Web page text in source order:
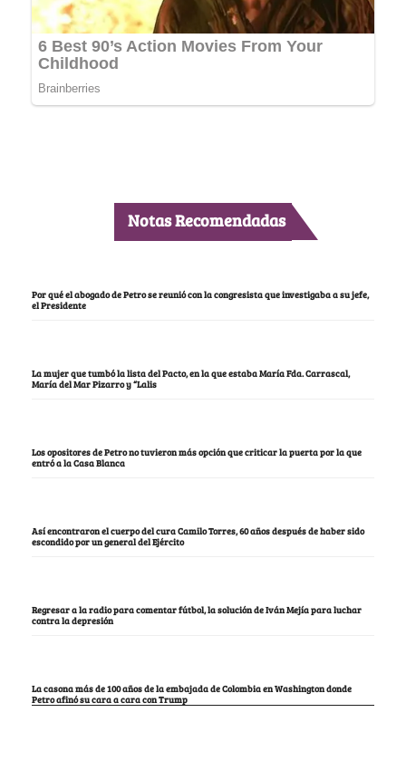
Notas Recomendadas
Por qué el abogado de Petro se reunió con la congresista que investigaba a su jefe,
el Presidente
La mujer que tumbó la lista del Pacto, en la que estaba María Fda. Carrascal,
María del Mar Pizarro y “Lalis
Los opositores de Petro no tuvieron más opción que criticar la puerta por la que
entró a la Casa Blanca
Así encontraron el cuerpo del cura Camilo Torres, 60 años después de haber sido
escondido por un general del Ejército
Regresar a la radio para comentar fútbol, la solución de Iván Mejía para luchar
contra la depresión
La casona más de 100 años de la embajada de Colombia en Washington donde
Petro afinó su cara a cara con Trump